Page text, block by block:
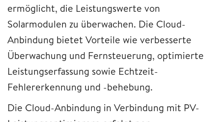
ermöglicht, die Leistungswerte von
Solarmodulen zu überwachen. Die Cloud-
Anbindung bietet Vorteile wie verbesserte
Überwachung und Fernsteuerung, optimierte
Leistungserfassung sowie Echtzeit-
Fehlererkennung und -behebung.
Die Cloud-Anbindung in Verbindung mit PV-